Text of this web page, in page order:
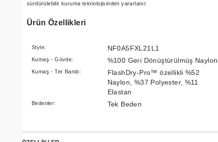
sürdürülebilir kuruma teknolojisinden yararlanır.
Ürün Özellikleri
Style: NF0A5FXL21L1
Kumaş - Gövde: %100 Geri Dönüştürülmüş Naylon
Kumaş - Ter Bandı:
FlashDry-Pro™ özellikli %52
Naylon, %37 Polyester, %11
Elastan
Bedenler: Tek Beden